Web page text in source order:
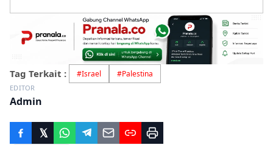
Tag Terkait : #Israel #Palestina
EDITOR
Admin